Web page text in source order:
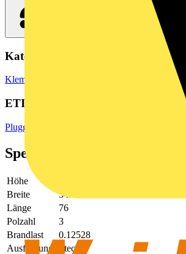
Kategorien
Klemmen, Steckverbinder &
ETIM Group
Pluggable building installation systems
Spezifikationen
Höhe
Breite
34.6
Länge
76
Polzahl
3
Brandlast
0.12528
Ausführung
Stecker